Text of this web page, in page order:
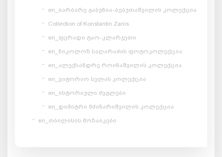
en_ბარბარე გაბუნია-ბებუთაშვილის კოლექცია
Collection of Konstantin Zanis
en_ფერადი ტაო-კლარჯეთი
en_ნიკოლოზ საღარაძის ფოტოკოლექცია
en_ალექსანდრე როინაშვილის კოლექცია
en_ვიტორიო სელას კოლექცია
en_ისტორიული ძეგლები
en_დიმიტრი მძინარიშვილის კოლექცია
en_თბილისის მოზაიკები